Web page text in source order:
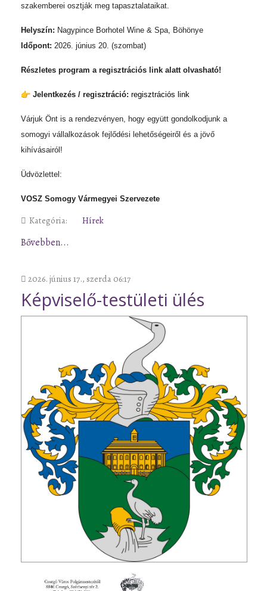
szakemberei osztják meg tapasztalataikat.
Helyszín: Nagypince Borhotel Wine & Spa, Böhönye
Időpont: 2026. június 20. (szombat)
Részletes program a regisztrációs link alatt olvasható!
Jelentkezés / regisztráció: regisztrációs link
Várjuk Önt is a rendezvényen, hogy együtt gondolkodjunk a
somogyi vállalkozások fejlődési lehetőségeiről és a jövő
kihívásairól!
Üdvözlettel:
VOSZ Somogy Vármegyei Szervezete
Kategória: Hírek
Bővebben...
2026. június 17., szerda 06:17
Képviselő-testületi ülés